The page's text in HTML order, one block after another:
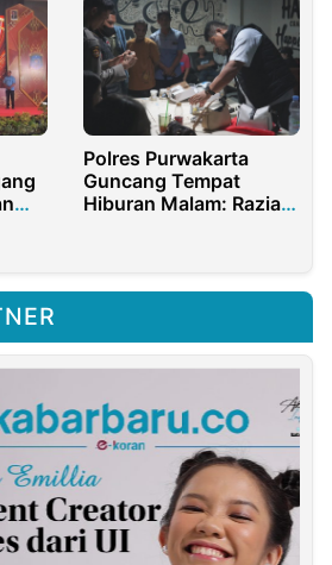
Polres Purwakarta
Guncang Tempat
Hiburan Malam: Razia